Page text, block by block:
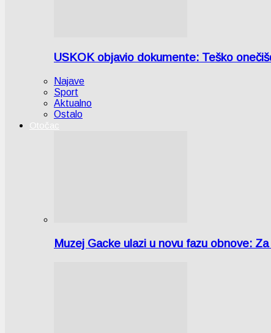
USKOK objavio dokumente: Teško
Najave
Sport
Aktualno
Ostalo
Otočac
Muzej Gacke ulazi u novu fazu obnove: